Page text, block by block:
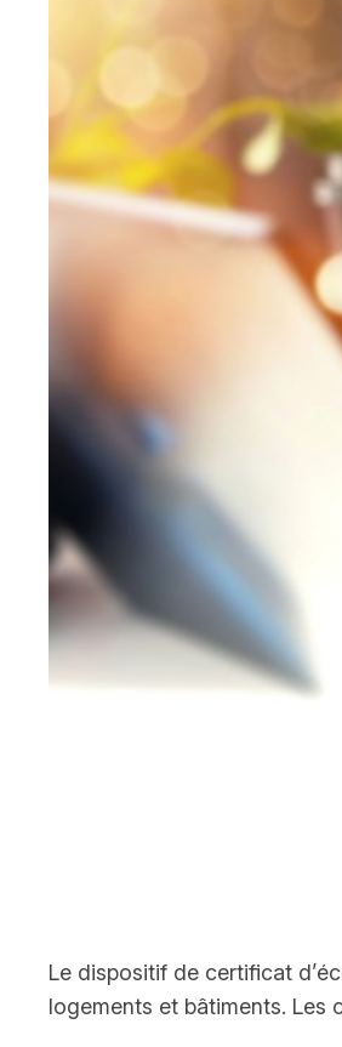
Le dispositif de certificat
logements et bâtiments. Les